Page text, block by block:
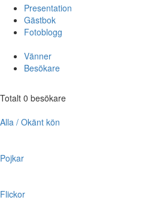
Presentation
Gästbok
Fotoblogg
Vänner
Besökare
Totalt 0 besökare
Alla / Okänt kön
Pojkar
Flickor